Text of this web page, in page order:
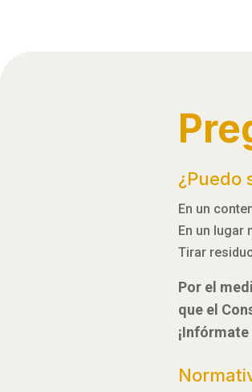
¿Puedo
En un
En un
Tirar
Por el
que el